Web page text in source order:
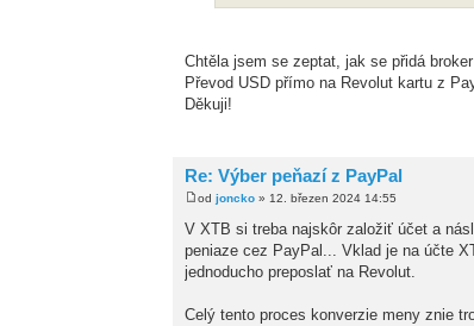
Chtěla jsem se zeptat, jak se přidá
Převod USD přímo na Revolut kartu z
Děkuji!
Re: Výber peňazí z PayPal
od joncko » 12. březen 2024 14:55
V XTB si treba najskôr založiť účet a
peniaze cez PayPal... Vklad je na účte
jednoducho preposlať na Revolut.
Celý tento proces konverzie meny znie